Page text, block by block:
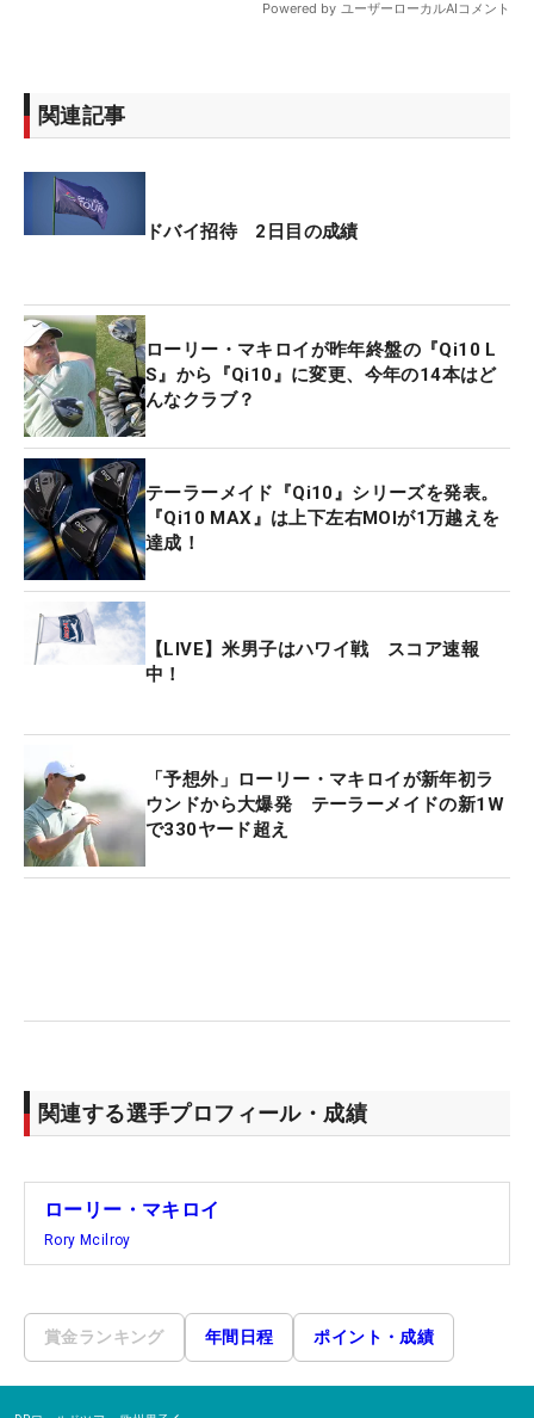
関連記事
ドバイ招待 2日目の成績
ローリー・マキロイが昨年終盤の『Qi10 L
S』から『Qi10』に変更、今年の14本はど
んなクラブ？
テーラーメイド『Qi10』シリーズを発表。
『Qi10 MAX』は上下左右MOIが1万越えを
達成！
【LIVE】米男子はハワイ戦 スコア速報
中！
「予想外」ローリー・マキロイが新年初ラ
ウンドから大爆発 テーラーメイドの新1W
で330ヤード超え
関連する選手プロフィール・成績
ローリー・マキロイ
Rory Mcilroy
賞金ランキング 年間日程 ポイント・成績